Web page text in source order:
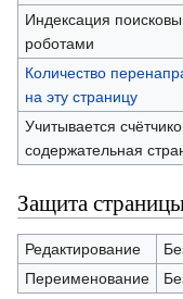
Индексация
роботами
Количество
на эту страницу
Учитывается
содержательная
Защита
Редактирование
Переименование